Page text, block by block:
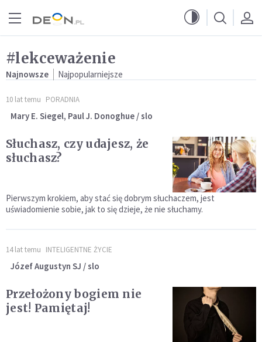
#lekceważenie
Najnowsze Najpopularniejsze
10 lat temu PORADNIA
Mary E. Siegel, Paul J. Donoghue / slo
Słuchasz, czy udajesz, że
słuchasz?
Pierwszym krokiem, aby stać się dobrym słuchaczem, jest
uświadomienie sobie, jak to się dzieje, że nie słuchamy.
14 lat temu INTELIGENTNE ŻYCIE
Józef Augustyn SJ / slo
Przełożony bogiem nie
jest! Pamiętaj!